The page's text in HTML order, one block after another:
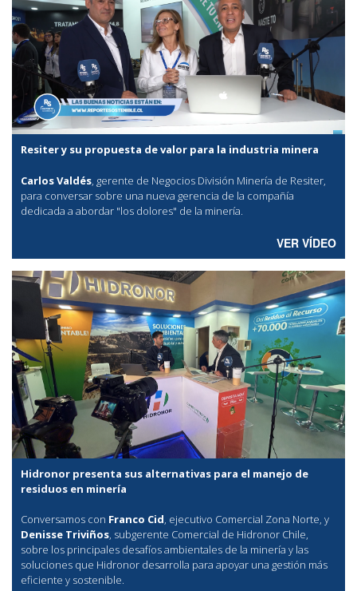
Resiter y su propuesta de valor para la industria minera
Carlos Valdés, gerente de Negocios División Minería de Resiter,
para conversar sobre una nueva gerencia de la compañía
dedicada a abordar "los dolores" de la minería.
VER VÍDEO
Hidronor presenta sus alternativas para el manejo de
residuos en minería
Conversamos con Franco Cid, ejecutivo Comercial Zona Norte, y
Denisse Triviños, subgerente Comercial de Hidronor Chile,
sobre los principales desafíos ambientales de la minería y las
soluciones que Hidronor desarrolla para apoyar una gestión más
eficiente y sostenible.